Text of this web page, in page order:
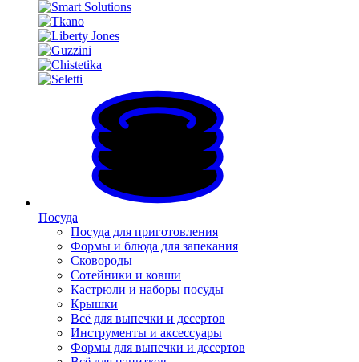
Посуда
Посуда для приготовления
Формы и блюда для запекания
Сковороды
Сотейники и ковши
Кастрюли и наборы посуды
Крышки
Всё для выпечки и десертов
Инструменты и аксессуары
Формы для выпечки и десертов